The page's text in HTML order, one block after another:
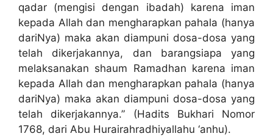
qadar (mengisi dengan ibadah) karena iman
kepada Allah dan mengharapkan pahala (hanya
dariNya) maka akan diampuni dosa-dosa yang
telah dikerjakannya, dan barangsiapa yang
melaksanakan shaum Ramadhan karena iman
kepada Allah dan mengharapkan pahala (hanya
dariNya) maka akan diampuni dosa-dosa yang
telah dikerjakannya.” (Hadits Bukhari Nomor
1768, dari Abu Hurairahradhiyallahu ‘anhu).